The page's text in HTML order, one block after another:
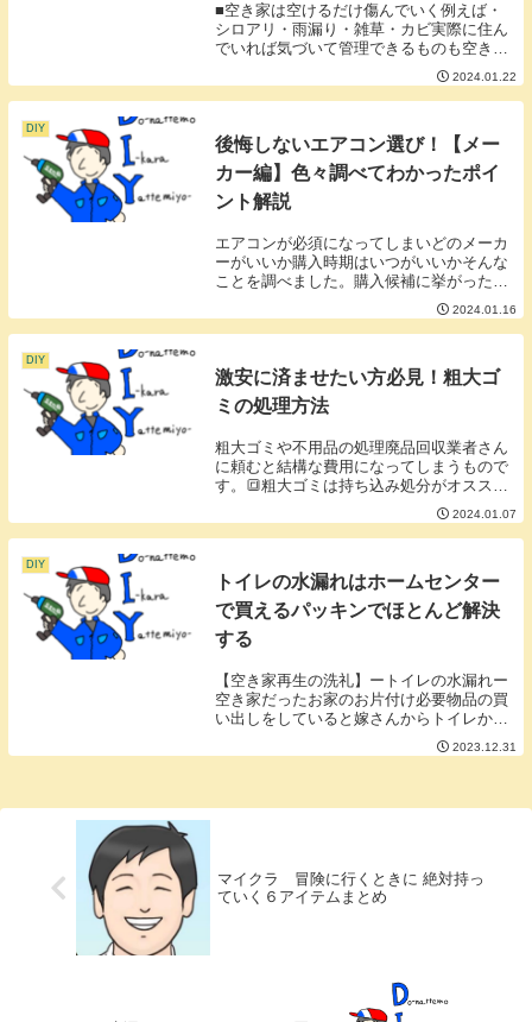
■空き家は空けるだけ傷んでいく例えば・
シロアリ・雨漏り・雑草・カビ実際に住ん
でいれば気づいて管理できるものも空き家
にすると発見が遅れてどんどん酷くなって
いきます。すぐに対処すれば数万円で済ん
だものも酷くなってしまうと数百万円にな
2024.01.22
DIY
後悔しないエアコン選び！【メー
カー編】色々調べてわかったポイ
ント解説
エアコンが必須になってしまいどのメーカ
ーがいいか購入時期はいつがいいかそんな
ことを調べました。購入候補に挙がったメ
ーカー・ダイキン・富士通ゼネラル・三菱
■ダイキン業務用のエアコンを手掛けるメ
ーカー他のメーカーのものより品質が良く
2024.01.16
DIY
激安に済ませたい方必見！粗大ゴ
ミの処理方法
粗大ゴミや不用品の処理廃品回収業者さん
に頼むと結構な費用になってしまうもので
す。🔳粗大ゴミは持ち込み処分がオススメ
おすすめポイントは次の3つ①早い②安い
③考えなくて良い🔳①早い業者に依頼する
と立ち会いや置き場所などの日時を調整す
2024.01.07
DIY
トイレの水漏れはホームセンター
で買えるパッキンでほとんど解決
する
【空き家再生の洗礼】ートイレの水漏れー
空き家だったお家のお片付け必要物品の買
い出しをしていると嫁さんからトイレから
水が漏れてバチャバチャ！というライン
が。これはもうゲームオーバーかなぁ。外
2023.12.31
マイクラ 冒険に行くときに 絶対持っ
ていく６アイテムまとめ